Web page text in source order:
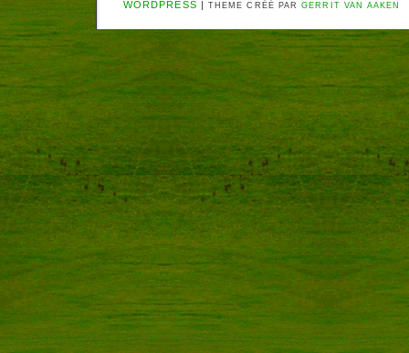
WORDPRESS | THEME CRÉÉ PARGERRIT VAN AAKEN